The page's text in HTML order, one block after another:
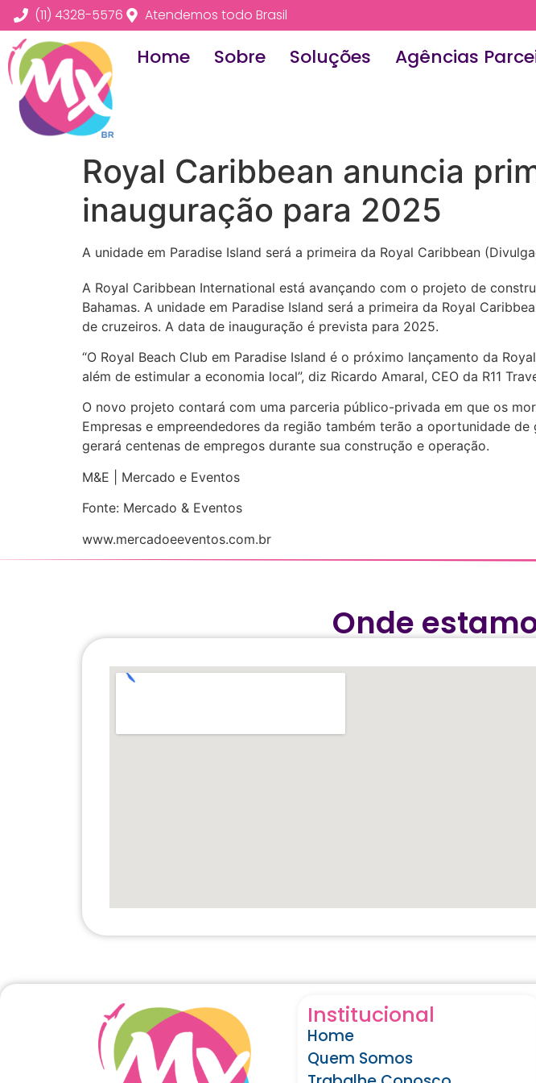
(11) 4328-5576 Atendemos todo Brasil
Home Sobre Soluções Agências
Royal Caribbean anuncia
inauguração para 2025
A unidade em Paradise Island será a primeira da Royal Caribbean
A Royal Caribbean International está avançando com o projeto de
Bahamas. A unidade em Paradise Island será a primeira da Royal
de cruzeiros. A data de inauguração é prevista para 2025.
“O Royal Beach Club em Paradise Island é o próximo lançamento da
além de estimular a economia local”, diz Ricardo Amaral, CEO da R11
O novo projeto contará com uma parceria público-privada em que os
Empresas e empreendedores da região também terão a oportunidade
gerará centenas de empregos durante sua construção e operação.
M&E | Mercado e Eventos
Fonte: Mercado & Eventos
www.mercadoeeventos.com.br
Onde
Institucional
Home
Quem Somos